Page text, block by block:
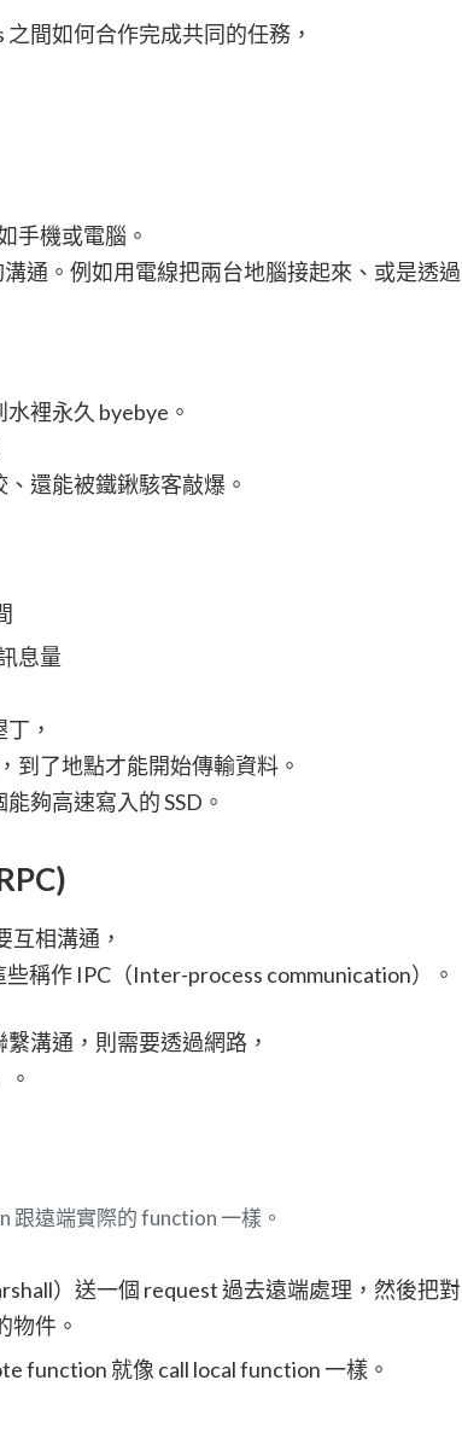
間如何合作完成共同的任務，
手機或電腦。
通。例如用電線把兩台地腦接起來、或是透過
裡永久 byebye。
還能被鐵鍬駭客敲爆。
息量
，
到了地點才能開始傳輸資料。
夠高速寫入的 SSD。
互相溝通，
稱作 IPC（Inter-process communication）。
溝通，則需要透過網路，
遠端實際的 function 一樣。
）送一個 request 過去遠端處理，然後把對
物件。
function 就像 call local function 一樣。